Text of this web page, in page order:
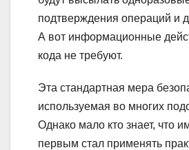
подтверждения операций и
А вот информационные
кода не требуют.
Эта стандартная мера
используемая во многих
Однако мало кто знает, что
первым стал применять